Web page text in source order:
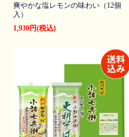
爽やかな塩レモンの味わい（12個
入）
1,930円(税込)